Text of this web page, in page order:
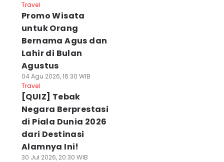
Travel
Promo Wisata
untuk Orang
Bernama Agus dan
Lahir di Bulan
Agustus
04 Agu 2026, 16:30 WIB
Travel
[QUIZ] Tebak
Negara Berprestasi
di Piala Dunia 2026
dari Destinasi
Alamnya Ini!
30 Jul 2026, 20:30 WIB